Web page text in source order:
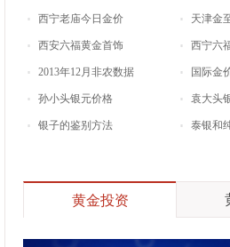
西宁老庙今日金价 天津金
西安六福黄金首饰 西宁六
2013年12月非农数据 国际金
孙小头银元价格 袁大头
银子的鉴别方法 泰银和
黄金投资